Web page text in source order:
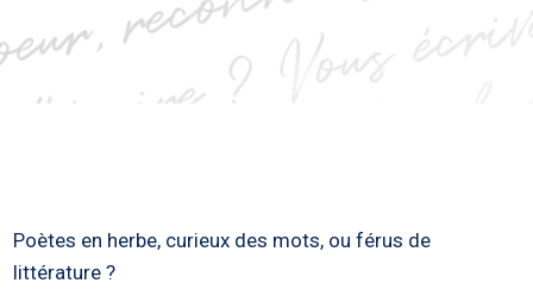
Poètes en herbe, curieux des mots, ou férus de
littérature ?